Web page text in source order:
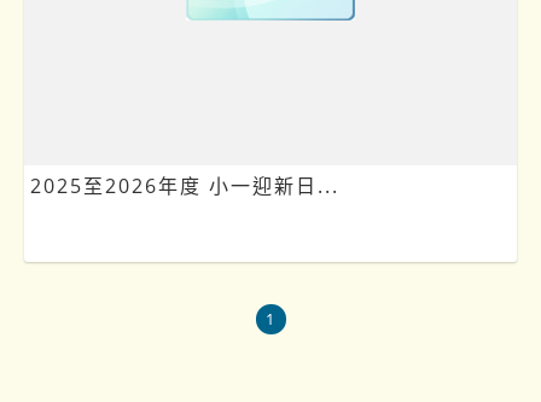
2025至2026年度 小一迎新日...
1